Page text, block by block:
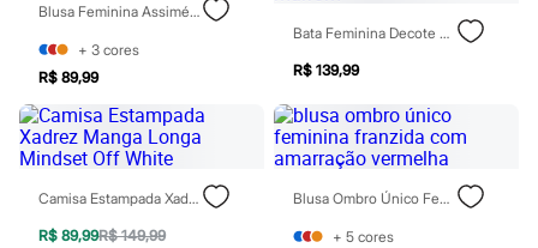
Roupas menina
0 a 24 meses
1 a 5 anos
4 a 12 anos
10 a 16 anos
Roupas menino
0 a 24 meses
1 a 5 anos
4 a 12 anos
10 a 16 anos
Acessórios
Blusa Feminina Assimétrica Vermelha
+ 3 cores
R$ 89,99
Bata Feminina Decote V Manga Bufante Xadrez Marrom
R$ 139,99
Camisa Estampada Xadrez Manga Longa Mindset Off White
R$ 89,99R$ 149,99
Blusa Ombro Único Feminina Franzida Com Amarração Vermelha
+ 5 cores